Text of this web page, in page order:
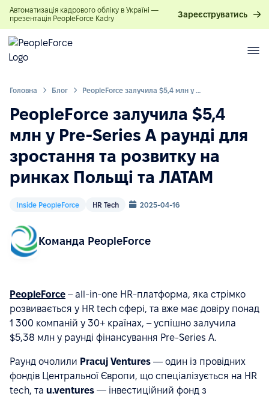
Автоматизація кадрового обліку в Україні —
презентація PeopleForce Kadry
Зареєструватись
Головна Блог PeopleForce залучила $5,4 млн у Pre-Series A раунді для зростання та розвитку на ринках Польщі та ЛАТАМ
PeopleForce залучила $5,4
млн у Pre-Series A раунді для
зростання та розвитку на
ринках Польщі та ЛАТАМ
Inside PeopleForce HR Tech 2025-04-16
Команда PeopleForce
PeopleForce – all-in-one HR-платформа, яка стрімко
розвивається у HR tech сфері, та вже має довіру понад
1 300 компаній у 30+ країнах, – успішно залучила
$5,38 млн у раунді фінансування Pre-Series A.
Раунд очолили Pracuj Ventures — один із провідних
фондів Центральної Європи, що спеціалізується на HR
tech, та u.ventures — інвестиційний фонд з